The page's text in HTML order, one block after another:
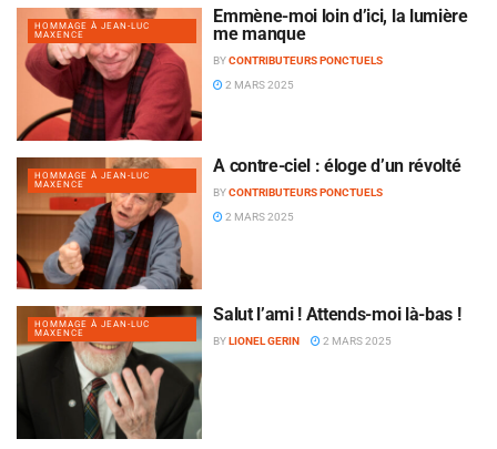
HOMMAGE À JEAN-LUC
MAXENCE
Emmène-moi loin d’ici, la lumière
me manque
BYCONTRIBUTEURS PONCTUELS
2 MARS 2025
HOMMAGE À JEAN-LUC
MAXENCE
À contre-ciel : éloge d’un révolté
BYCONTRIBUTEURS PONCTUELS
2 MARS 2025
HOMMAGE À JEAN-LUC
MAXENCE
Salut l’ami ! Attends-moi là-bas !
BY LIONEL GERIN 2 MARS 2025